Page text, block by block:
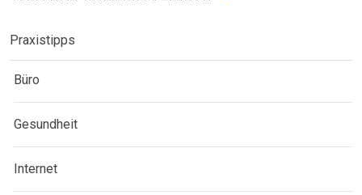
Praxistipps
Büro
Gesundheit
Internet